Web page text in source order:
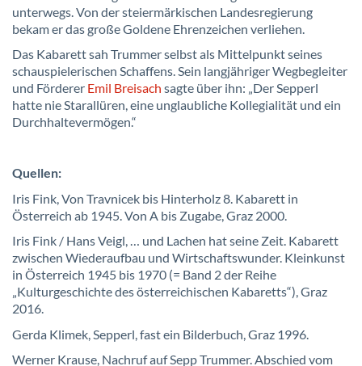
unterwegs. Von der steiermärkischen Landesregierung
bekam er das große Goldene Ehrenzeichen verliehen.
Das Kabarett sah Trummer selbst als Mittelpunkt seines
schauspielerischen Schaffens. Sein langjähriger Wegbegleiter
und Förderer Emil Breisach sagte über ihn: „Der Sepperl
hatte nie Starallüren, eine unglaubliche Kollegialität und ein
Durchhaltevermögen.“
Quellen:
Iris Fink, Von Travnicek bis Hinterholz 8. Kabarett in
Österreich ab 1945. Von A bis Zugabe, Graz 2000.
Iris Fink / Hans Veigl, … und Lachen hat seine Zeit. Kabarett
zwischen Wiederaufbau und Wirtschaftswunder. Kleinkunst
in Österreich 1945 bis 1970 (= Band 2 der Reihe
„Kulturgeschichte des österreichischen Kabaretts“), Graz
2016.
Gerda Klimek, Sepperl, fast ein Bilderbuch, Graz 1996.
Werner Krause, Nachruf auf Sepp Trummer. Abschied vom